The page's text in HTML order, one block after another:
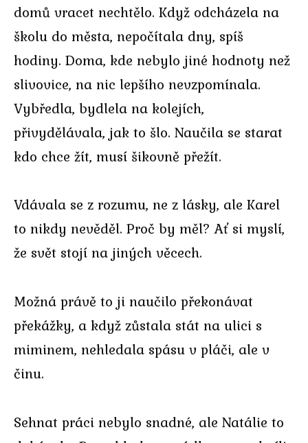
domů vracet nechtělo. Když odcházela na
školu do města, nepočítala dny, spíš
hodiny. Doma, kde nebylo jiné hodnoty než
slivovice, na nic lepšího nevzpomínala.
Vybředla, bydlela na kolejích,
přivydělávala, jak to šlo. Naučila se starat
kdo chce žít, musí šikovně přežít.
Vdávala se z rozumu, ne z lásky, ale Karel
to nikdy nevěděl. Proč by měl? Ať si myslí,
že svět stojí na jiných věcech.
Možná právě to ji naučilo překonávat
překážky, a když zůstala stát na ulici s
miminem, nehledala spásu v pláči, ale v
činu.
Sehnat práci nebylo snadné, ale Natálie to